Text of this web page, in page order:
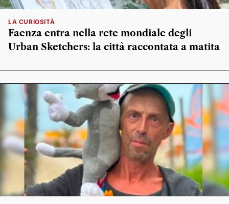
LA CURIOSITÀ
Faenza entra nella rete mondiale degli
Urban Sketchers: la città raccontata a matita